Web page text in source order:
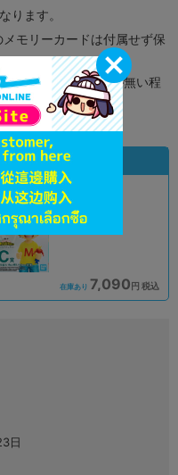
ります。
モリーカードは付属せず保
まして再生に支障が無い程
商品
アリオ倉敷店
在庫あり 7,090円 税込
日